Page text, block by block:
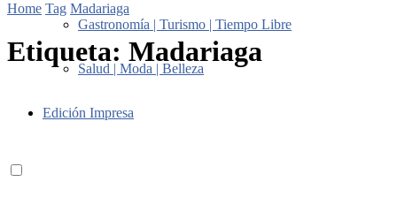
Gastronomía | Turismo | Tiempo Libre
Salud | Moda | Belleza
Edición Impresa
Home Tag Madariaga
Etiqueta: Madariaga